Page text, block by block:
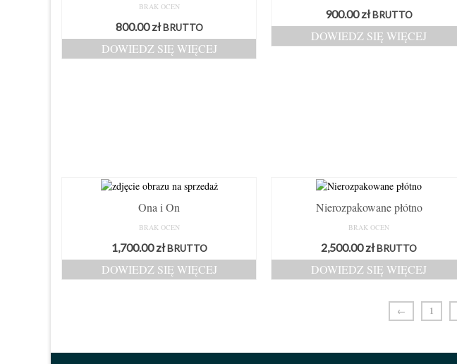
BRAK OCEN
800.00zł BRUTTO
DOWIEDZ SIĘ WIĘCEJ
900.00złBRUTTO
DOWIEDZ SIĘ WIĘCEJ
Ona i On
BRAK OCEN
1,700.00zł BRUTTO
DOWIEDZ SIĘ WIĘCEJ
Nierozpakowane płótno
BRAK OCEN
2,500.00zł BRUTTO
DOWIEDZ SIĘ WIĘCEJ
← 1